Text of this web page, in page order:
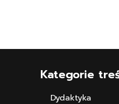
Kategorie
Dydaktyka